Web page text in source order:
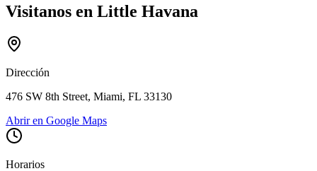
Visitanos en Little Havana
Dirección
476 SW 8th Street, Miami, FL 33130
Abrir en Google Maps
Horarios